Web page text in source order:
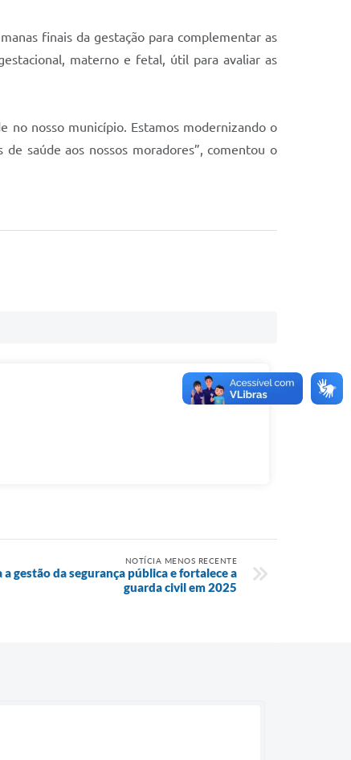
finais da gestação para complementar as
materno e fetal, útil para avaliar as
no nosso município. Estamos modernizando o
saúde aos nossos moradores”, comentou o
NOTÍCIA MENOS RECENTE
gestão da segurança pública e fortalece a
guarda civil em 2025